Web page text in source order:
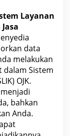
Layanan
data
melakukan
dalam Sistem
OJK.
bahkan
Anda.